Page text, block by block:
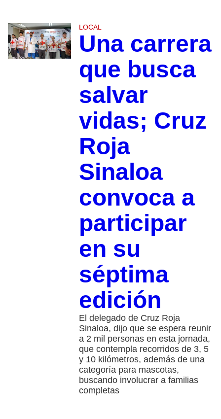
LOCAL
Una carrera
que busca
salvar
vidas; Cruz
Roja
Sinaloa
convoca a
participar
en su
séptima
edición
El delegado de Cruz Roja
Sinaloa, dijo que se espera reunir
a 2 mil personas en esta jornada,
que contempla recorridos de 3, 5
y 10 kilómetros, además de una
categoría para mascotas,
buscando involucrar a familias
completas